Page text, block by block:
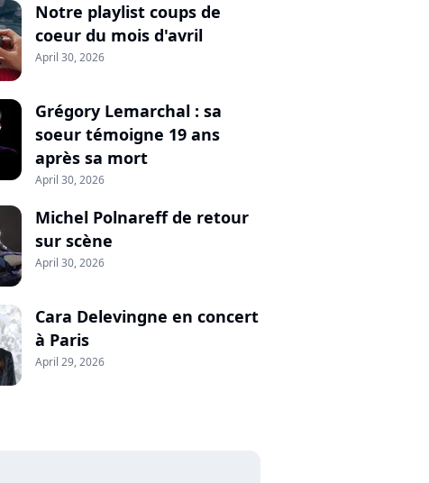
Notre playlist coups de
coeur du mois d'avril
April 30, 2026
Grégory Lemarchal : sa
soeur témoigne 19 ans
après sa mort
April 30, 2026
Michel Polnareff de retour
sur scène
April 30, 2026
Cara Delevingne en concert
à Paris
April 29, 2026